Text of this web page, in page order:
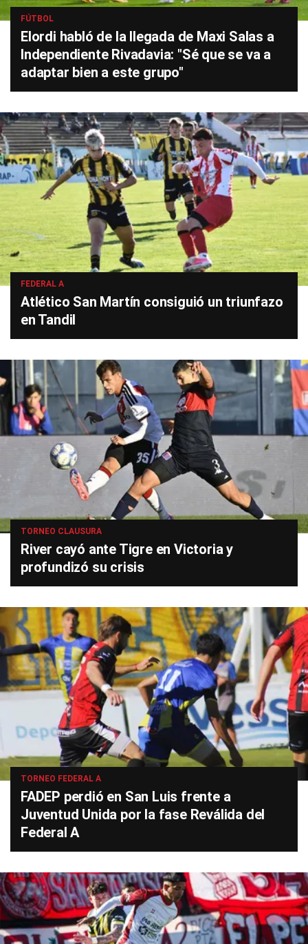
FÚTBOL
Elordi habló de la llegada de Maxi Salas a
Independiente Rivadavia: "Sé que se va a
adaptar bien a este grupo"
FEDERAL A
Atlético San Martín consiguió un triunfazo
en Tandil
TORNEO CLAUSURA
River cayó ante Tigre en Victoria y
profundizó su crisis
TORNEO FEDERAL A
FADEP perdió en San Luis frente a
Juventud Unida por la fase Reválida del
Federal A